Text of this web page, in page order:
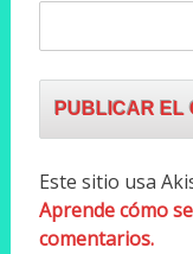
Este sitio usa
Aprende cómo
comentarios.